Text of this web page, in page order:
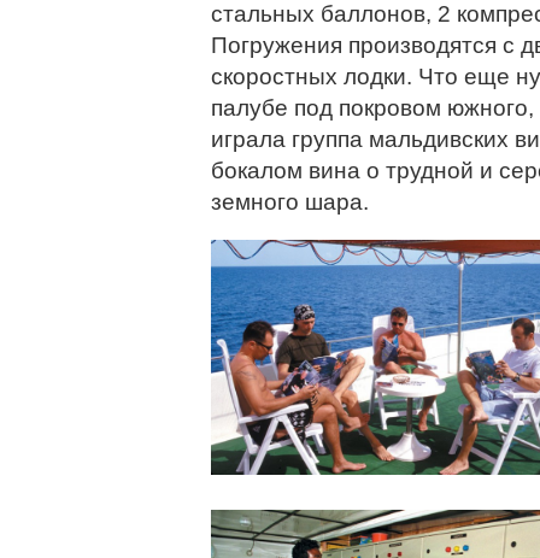
стальных баллонов, 2
Погружения производятся с
скоростных лодки. Что еще
палубе под покровом
играла группа мальдивских
бокалом вина о трудной и
земного шара.